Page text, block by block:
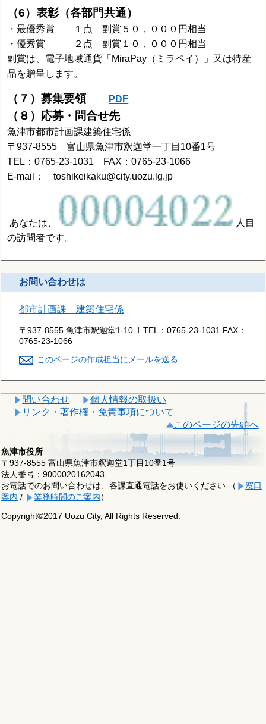
（6）表彰（各部門共通）
・最優秀賞 １点 副賞５０，０００円相当
・優秀賞 ２点 副賞１０，０００円相当
副賞は、電子地域通貨「MiraPay（ミラペイ）」又は特産
品を贈呈します。
（７）募集要領 PDF
（８）応募・問合せ先
魚津市都市計画課建築住宅係
〒937-8555 富山県魚津市釈迦堂一丁目10番1号
TEL：0765-23-1031 FAX：0765-23-1066
E-mail： toshikeikaku@city.uozu.lg.jp
あなたは、
人目
の訪問者です。
お問い合わせは
都市計画課 建築住宅係
〒937-8555 魚津市釈迦堂1-10-1 TEL：0765-23-1031 FAX：
0765-23-1066
このページの作成担当にメールを送る
問い合わせ
個人情報の取扱い
リンク・著作権・免責事項について
このページの先頭へ
魚津市役所
〒937-8555 富山県魚津市釈迦堂1丁目10番1号
法人番号：9000020162043
お電話でのお問い合わせは、各課直通電話をお使いください （
窓口
案内 / 業務時間のご案内）
Copyright©2017 Uozu City, All Rights Reserved.